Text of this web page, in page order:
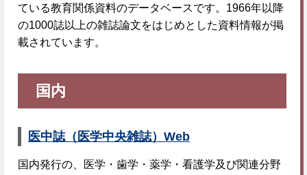
ている教育関係資料のデータベースです。1966年以降
の1000誌以上の雑誌論文をはじめとした資料情報が掲
載されています。
国内
医中誌（医学中央雑誌）Web
国内発行の、医学・歯学・薬学・看護学及び関連分野